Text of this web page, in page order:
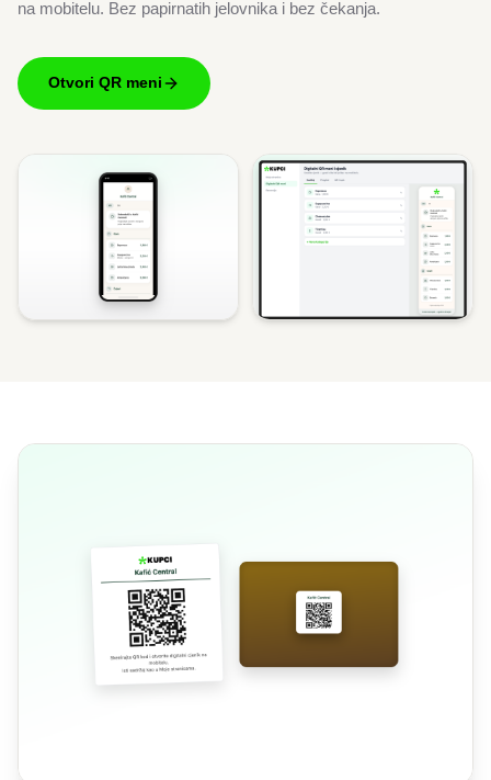
na mobitelu. Bez papirnatih jelovnika i bez čekanja.
Otvori QR meni